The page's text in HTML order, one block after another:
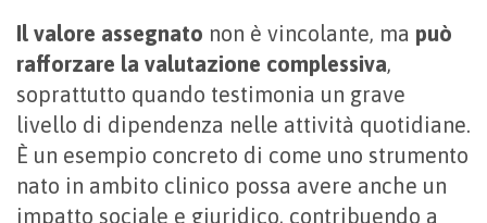
Il valore assegnato non è vincolante, ma può
rafforzare la valutazione complessiva,
soprattutto quando testimonia un grave
livello di dipendenza nelle attività quotidiane.
È un esempio concreto di come uno strumento
nato in ambito clinico possa avere anche un
impatto sociale e giuridico, contribuendo a